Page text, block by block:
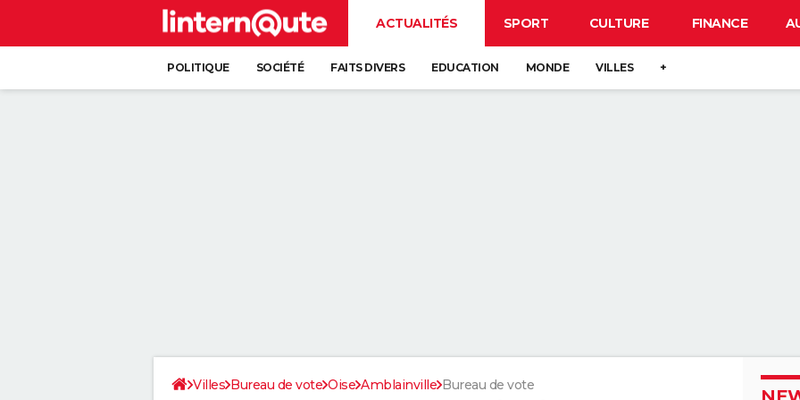
ACTUALITÉS SPORT CULTURE FINANCE
POLITIQUE SOCIÉTÉ FAITS DIVERS EDUCATION MONDE VILLES +
Villes Bureau de vote Oise Amblainville Bureau de vote